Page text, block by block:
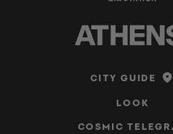
CITY GUIDE
LOOK
COSMIC